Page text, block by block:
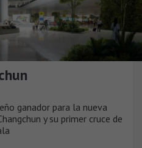
ganador para la nueva
y su primer cruce de